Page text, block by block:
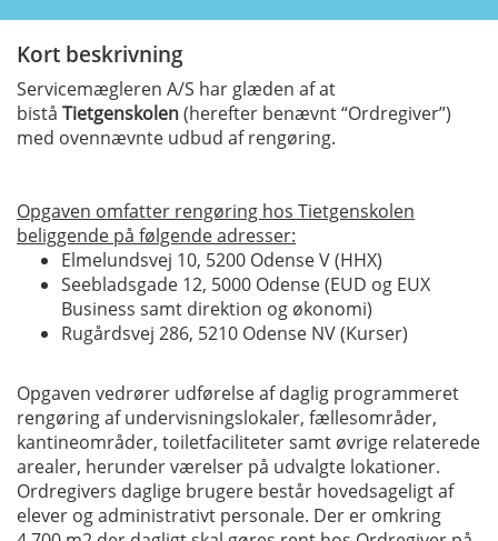
Kort beskrivning
Servicemægleren A/S har glæden af at
bistå Tietgenskolen(herefter benævnt “Ordregiver”)
med ovennævnte udbud af rengøring.
Opgaven omfatter rengøring hos Tietgenskolen
beliggende på følgende adresser:
Elmelundsvej 10, 5200 Odense V (HHX)
Seebladsgade 12, 5000 Odense (EUD og EUX
Business samt direktion og økonomi)
Rugårdsvej 286, 5210 Odense NV (Kurser)
Opgaven vedrører udførelse af daglig programmeret
rengøring af undervisningslokaler, fællesområder,
kantineområder, toiletfaciliteter samt øvrige relaterede
arealer, herunder værelser på udvalgte lokationer.
Ordregivers daglige brugere består hovedsageligt af
elever og administrativt personale. Der er omkring